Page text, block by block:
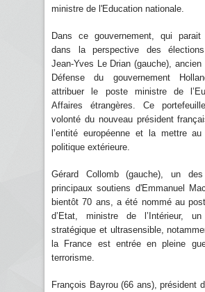
ministre de l'Education nationale.
Dans ce gouvernement, qui
dans la perspective des élections
Jean-Yves Le Drian (gauche),
Défense du gouvernement
attribuer le poste ministre de
Affaires étrangères. Ce
volonté du nouveau président
l’entité européenne et la mettre
politique extérieure.
Gérard Collomb (gauche), un
principaux soutiens d'Emmanuel
bientôt 70 ans, a été nommé au
d’Etat, ministre de l’Intérieur, un
stratégique et ultrasensible,
la France est entrée en pleine
terrorisme.
François Bayrou (66 ans), président